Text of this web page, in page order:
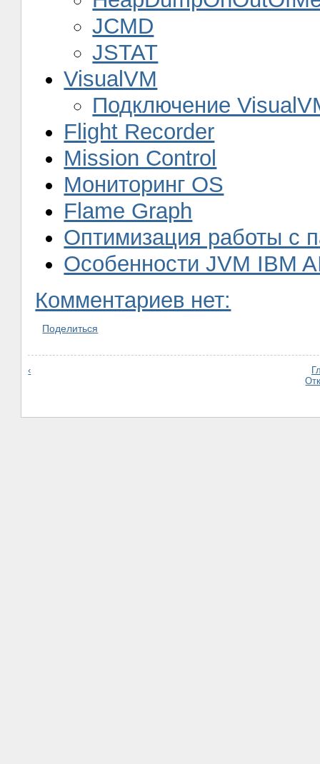
JCMD
JSTAT
VisualVM
Подключение
Flight Recorder
Mission Control
Мониторинг OS
Flame Graph
Оптимизация работы с
Особенности JVM IBM
Комментариев нет:
Поделиться
‹